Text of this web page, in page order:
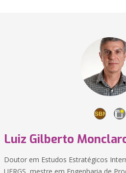
Luiz Gilberto
Doutor em Estudos Estratégicos